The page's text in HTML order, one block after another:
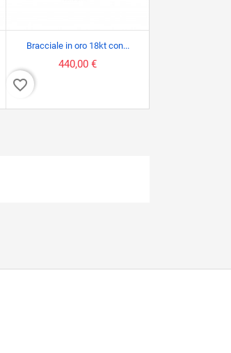
Bracciale in oro 18kt con...
440,00 €
favorite_border